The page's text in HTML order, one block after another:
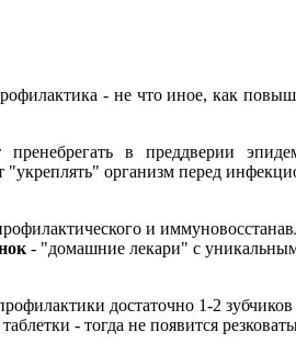
- не что иное, как
в преддверии
"укреплять" организм перед
и
- "домашние лекари" с
достаточно 1-2 зубчиков
- тогда не появится